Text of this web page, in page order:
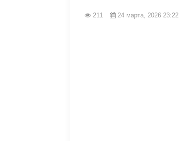
211 24 марта, 2026 23:22